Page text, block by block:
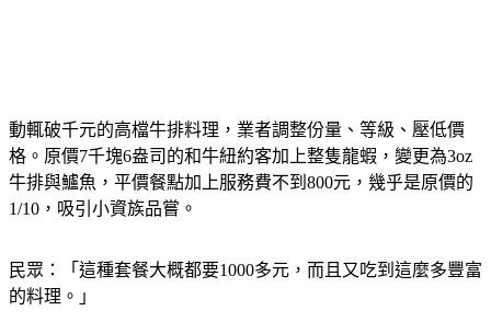
動輒破千元的高檔牛排料理，業者調整份量、等級、壓低價
格。原價7千塊6盎司的和牛紐約客加上整隻龍蝦，變更為3oz
牛排與鱸魚，平價餐點加上服務費不到800元，幾乎是原價的
1/10，吸引小資族品嘗。
民眾：「這種套餐大概都要1000多元，而且又吃到這麼多豐富
的料理。」